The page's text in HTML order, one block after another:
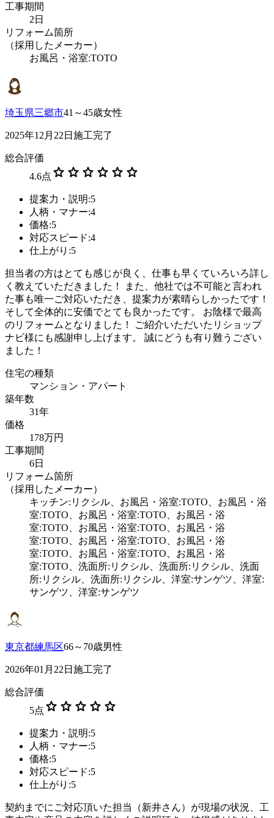
工事期間
2日
リフォーム箇所
（採用したメーカー）
お風呂・浴室:TOTO
埼玉県三郷市41～45歳女性
2025年12月22日施工完了
総合評価
4.6点 star star star star star star
提案力・説明:5
人柄・マナー:4
価格:5
対応スピード:4
仕上がり:5
担当者の方はとても感じが良く、仕事も早くていろいろ詳し
く教えていただきました！ また、他社では不可能と言われ
た事も唯一ご対応いただき、提案力が素晴らしかったです！
そして全体的に安価でとても良かったです。 お陰様で最高
のリフォームとなりました！ ご紹介いただいたリショップ
ナビ様にも感謝申し上げます。 誠にどうも有り難うござい
ました！
住宅の種類
マンション・アパート
築年数
31年
価格
178万円
工事期間
6日
リフォーム箇所
（採用したメーカー）
キッチン:リクシル、お風呂・浴室:TOTO、お風呂・浴
室:TOTO、お風呂・浴室:TOTO、お風呂・浴
室:TOTO、お風呂・浴室:TOTO、お風呂・浴
室:TOTO、お風呂・浴室:TOTO、お風呂・浴
室:TOTO、お風呂・浴室:TOTO、お風呂・浴
室:TOTO、洗面所:リクシル、洗面所:リクシル、洗面
所:リクシル、洗面所:リクシル、洋室:サンゲツ、洋室:
サンゲツ、洋室:サンゲツ
東京都練馬区66～70歳男性
2026年01月22日施工完了
総合評価
5点 star star star star star
提案力・説明:5
人柄・マナー:5
価格:5
対応スピード:5
仕上がり:5
契約までにご対応頂いた担当（新井さん）が現場の状況、工